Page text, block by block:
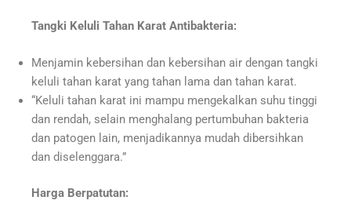
Tangki Keluli Tahan Karat Antibakteria:
Menjamin kebersihan dan kebersihan air dengan tangki
keluli tahan karat yang tahan lama dan tahan karat.
“Keluli tahan karat ini mampu mengekalkan suhu tinggi
dan rendah, selain menghalang pertumbuhan bakteria
dan patogen lain, menjadikannya mudah dibersihkan
dan diselenggara.”
Harga Berpatutan: